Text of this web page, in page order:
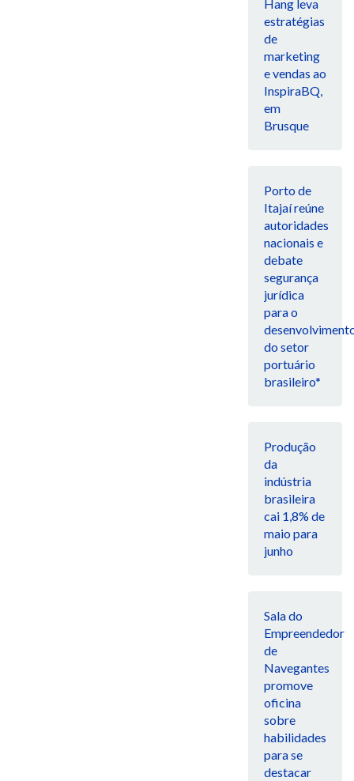
Hang leva
estratégias
de
marketing
e vendas ao
InspiraBQ,
em
Brusque
Porto de
Itajaí reúne
autoridades
nacionais e
debate
segurança
jurídica
para o
do setor
portuário
brasileiro*
Produção
da
indústria
brasileira
cai 1,8% de
maio para
junho
Sala do
Empreendedor
de
Navegantes
promove
oficina
sobre
habilidades
para se
destacar